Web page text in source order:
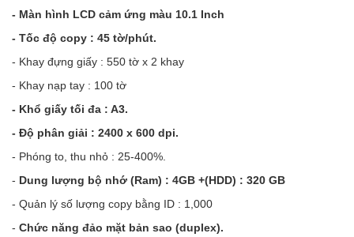
- Màn hình LCD cảm ứng màu 10.1 Inch
- Tốc độ copy : 45 tờ/phút.
- Khay đựng giấy : 550 tờ x 2 khay
- Khay nạp tay : 100 tờ
- Khổ giấy tối đa : A3.
- Độ phân giải : 2400 x 600 dpi.
- Phóng to, thu nhỏ : 25-400%.
- Dung lượng bộ nhớ (Ram) : 4GB +(HDD) : 320 GB
- Quản lý số lượng copy bằng ID : 1,000
- Chức năng đảo mặt bản sao (duplex).